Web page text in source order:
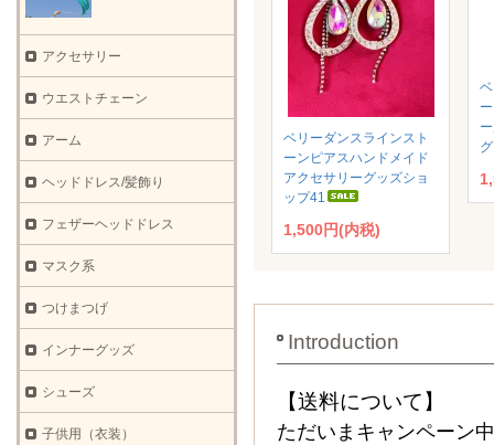
ベリーダンスラインスト
ーンピアスハンドメイド
アクセサリーグッズショ
ップ41
1,500円(内税)
Introduction
【送料について】
ただいまキャンペーン
アクセサリー
ウエストチェーン
アーム
ヘッドドレス/髪飾り
フェザーヘッドドレス
マスク系
つけまつげ
インナーグッズ
シューズ
子供用（衣装）